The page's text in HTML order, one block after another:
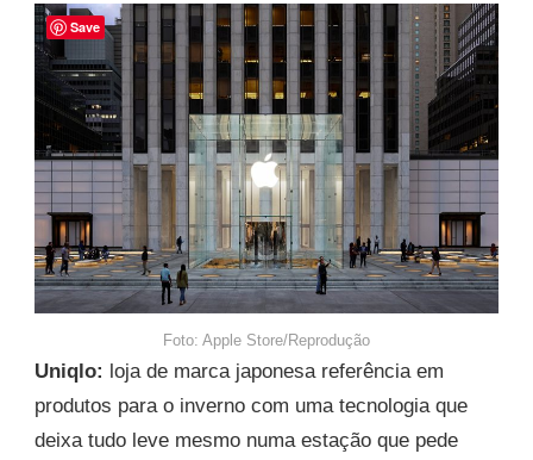
Foto: Apple Store/Reprodução
Uniqlo: loja de marca japonesa referência em
produtos para o inverno com uma tecnologia que
deixa tudo leve mesmo numa estação que pede
Save